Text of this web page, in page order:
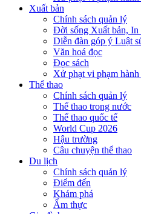
Xuất bản
Chính sách quản lý
Đời sống Xuất bản, In
Diễn đàn góp ý Luật
Văn hoá đọc
Đọc sách
Xử phạt vi phạm hành
Thể thao
Chính sách quản lý
Thể thao trong nước
Thể thao quốc tế
World Cup 2026
Hậu trường
Câu chuyện thể thao
Du lịch
Chính sách quản lý
Điểm đến
Khám phá
Ẩm thực